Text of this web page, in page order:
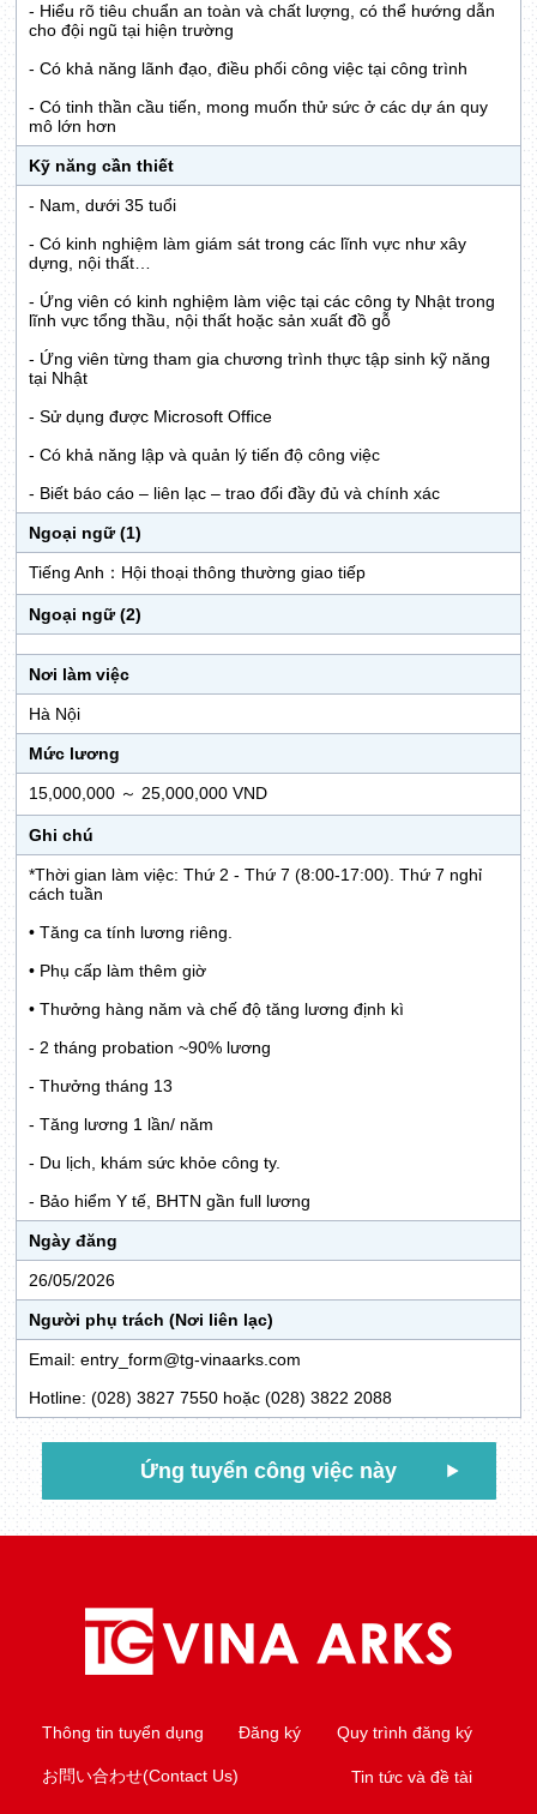
- Hiểu rõ tiêu chuẩn an toàn và chất lượng, có thể hướng dẫn
cho đội ngũ tại hiện trường
- Có khả năng lãnh đạo, điều phối công việc tại công trình
- Có tinh thần cầu tiến, mong muốn thử sức ở các dự án quy
mô lớn hơn
Kỹ năng cần thiết
- Nam, dưới 35 tuổi
- Có kinh nghiệm làm giám sát trong các lĩnh vực như xây
dựng, nội thất…
- Ứng viên có kinh nghiệm làm việc tại các công ty Nhật trong
lĩnh vực tổng thầu, nội thất hoặc sản xuất đồ gỗ
- Ứng viên từng tham gia chương trình thực tập sinh kỹ năng
tại Nhật
- Sử dụng được Microsoft Office
- Có khả năng lập và quản lý tiến độ công việc
- Biết báo cáo – liên lạc – trao đổi đầy đủ và chính xác
Ngoại ngữ (1)
Tiếng Anh：Hội thoại thông thường giao tiếp
Ngoại ngữ (2)
Nơi làm việc
Hà Nội
Mức lương
15,000,000 ～ 25,000,000 VND
Ghi chú
*Thời gian làm việc: Thứ 2 - Thứ 7 (8:00-17:00). Thứ 7 nghỉ
cách tuần
• Tăng ca tính lương riêng.
• Phụ cấp làm thêm giờ
• Thưởng hàng năm và chế độ tăng lương định kì
- 2 tháng probation ~90% lương
- Thưởng tháng 13
- Tăng lương 1 lần/ năm
- Du lịch, khám sức khỏe công ty.
- Bảo hiểm Y tế, BHTN gần full lương
Ngày đăng
26/05/2026
Người phụ trách (Nơi liên lạc)
Email: entry_form@tg-vinaarks.com
Hotline: (028) 3827 7550 hoặc (028) 3822 2088
Ứng tuyển công việc này
Thông tin tuyển dụng Đăng ký Quy trình đăng ký
お問い合わせ(Contact Us) Tin tức và đề tài